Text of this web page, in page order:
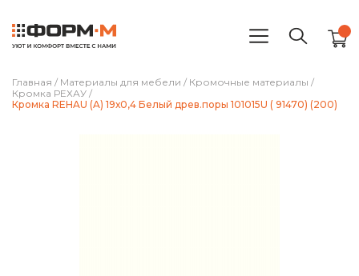
Главная / Материалы для мебели / Кромочные материалы /
Кромка РЕХАУ /
Кромка REHAU (A) 19х0,4 Белый древ.поры 101015U ( 91470) (200)